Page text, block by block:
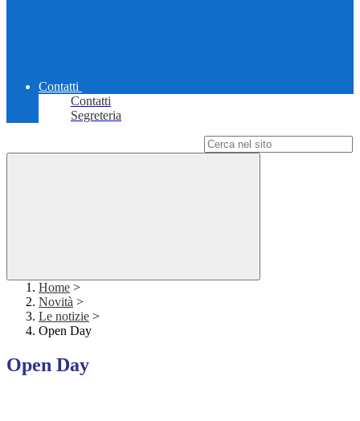
Contatti
Contatti
Segreteria
Home >
Novità >
Le notizie >
Open Day
Open Day